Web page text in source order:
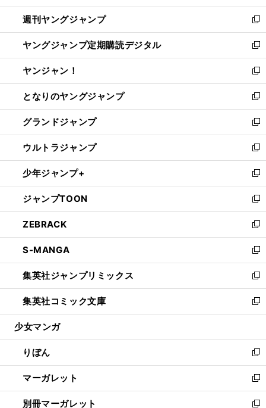
開
く
ウ
で
開
く
ン
ド
ウ
で
開
く
ウ
ィ
ン
ド
ウ
で
開
く
週刊ヤングジャンプ
新
し
い
ウ
ィ
ン
ド
ウ
で
開
く
ヤングジャンプ定期購読デジタル
新
し
い
ウ
ィ
ン
ド
ウ
で
開
く
ヤンジャン！
新
し
い
ウ
ィ
ン
ド
ウ
で
開
く
となりのヤングジャンプ
新
し
い
ウ
ィ
ン
ド
ウ
で
開
く
グランドジャンプ
新
し
い
ウ
ィ
ン
ド
ウ
で
開
く
ウルトラジャンプ
新
し
い
ウ
ィ
ン
ド
ウ
で
開
く
少年ジャンプ+
新
し
い
ウ
ィ
ン
ド
ウ
で
開
く
ジャンプTOON
新
し
い
ウ
ィ
ン
ド
ウ
で
開
ZEBRACK
新
し
い
ウ
ィ
ン
ド
ウ
開
く
S-MANGA
新
し
い
ウ
ィ
ン
ウ
で
開
く
集英社ジャンプリミックス
新
し
い
ウ
ン
ド
ウ
で
開
く
集英社コミック文庫
新
し
ウ
ィ
ン
ド
ウ
で
少女マンガ
りぼん
新
し
い
ウ
ィ
マーガレット
新
し
い
別冊マーガレット